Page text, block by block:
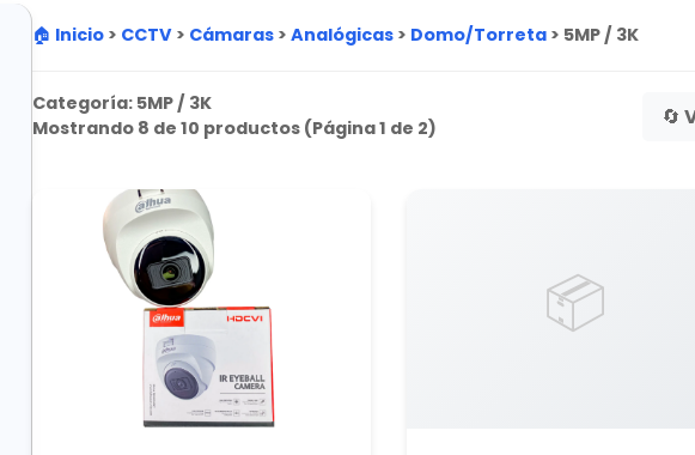
🏠 Inicio > CCTV > Cámaras > Analógicas > Domo/Torreta > 5MP / 3K
Categoría: 5MP / 3K
Mostrando 8 de 10 productos (Página 1 de 2)
🔄
📦